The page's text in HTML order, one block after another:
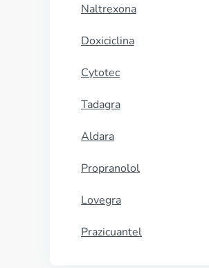
Naltrexona
Doxiciclina
Cytotec
Tadagra
Aldara
Propranolol
Lovegra
Prazicuantel